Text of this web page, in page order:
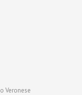
Veronese